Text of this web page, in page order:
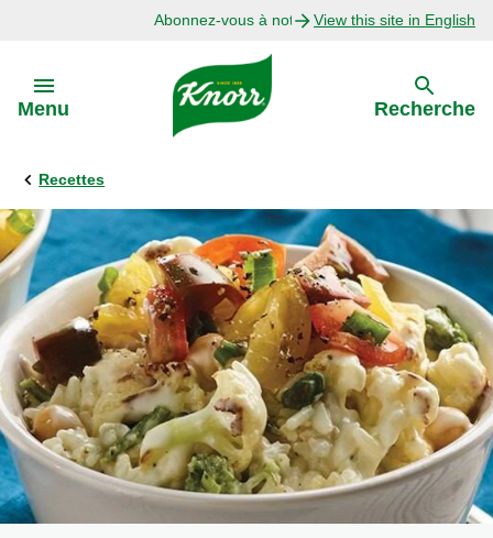
Abonnez-vous à notre infolettreView this site in English
Menu
Précédent
Explorer
Recettes avec Bouillon
Recettes par Ingrédient
Recettes par Occasion
Recettes par Type de Plat
Recherche
Recettes